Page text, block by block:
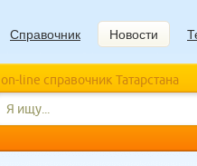
Справочник Новости
on-line справочник Татарстана